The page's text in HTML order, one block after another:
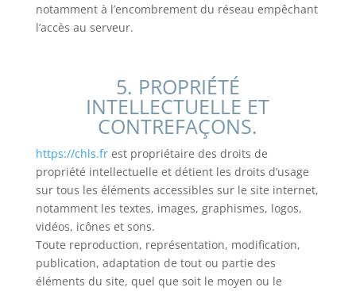
notamment à l’encombrement du réseau empêchant
l’accès au serveur.
5. PROPRIÉTÉ
INTELLECTUELLE ET
CONTREFAÇONS.
https://chls.frest propriétaire des droits de
propriété intellectuelle et détient les droits d’usage
sur tous les éléments accessibles sur le site internet,
notamment les textes, images, graphismes, logos,
vidéos, icônes et sons.
Toute reproduction, représentation, modification,
publication, adaptation de tout ou partie des
éléments du site, quel que soit le moyen ou le